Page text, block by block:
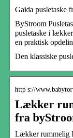
Gaida pusletaske
ByStroom
pusletaske i
en praktisk
Den klassiske
http s://
Lækker
fra
Lækker rummelig